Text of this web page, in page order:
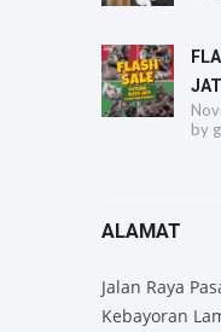
by
ALAMAT
Jalan Raya
Kebayoran